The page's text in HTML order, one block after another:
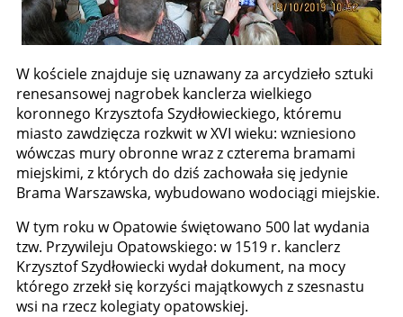
W kościele znajduje się uznawany za arcydzieło sztuki
renesansowej nagrobek kanclerza wielkiego
koronnego Krzysztofa Szydłowieckiego, któremu
miasto zawdzięcza rozkwit w XVI wieku: wzniesiono
wówczas mury obronne wraz z czterema bramami
miejskimi, z których do dziś zachowała się jedynie
Brama Warszawska, wybudowano wodociągi miejskie.
W tym roku w Opatowie świętowano 500 lat wydania
tzw. Przywileju Opatowskiego: w 1519 r. kanclerz
Krzysztof Szydłowiecki wydał dokument, na mocy
którego zrzekł się korzyści majątkowych z szesnastu
wsi na rzecz kolegiaty opatowskiej.